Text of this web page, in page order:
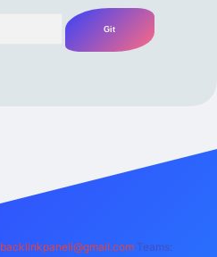
backlinkpaneli@gmail.com Teams: